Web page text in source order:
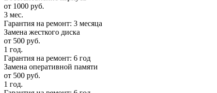
от 1000 руб.
3 мес.
Гарантия на ремонт: 3 месяца
Замена жесткого диска
от 500 руб.
1 год.
Гарантия на ремонт: 6 год
Замена оперативной памяти
от 500 руб.
1 год.